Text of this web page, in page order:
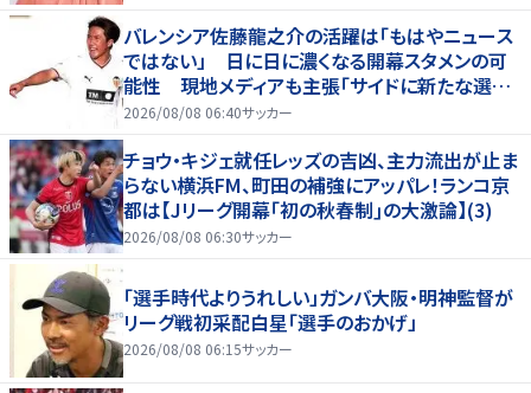
バレンシア佐藤龍之介の活躍は「もはやニュース
ではない」 日に日に濃くなる開幕スタメンの可
能性 現地メディアも主張「サイドに新たな選択
肢を提供する」
2026/08/08 06:40サッカー
チョウ・キジェ就任レッズの吉凶、主力流出が止ま
らない横浜FM、町田の補強にアッパレ！ランコ京
都は【Jリーグ開幕｢初の秋春制｣の大激論】(3)
2026/08/08 06:30サッカー
「選手時代よりうれしい」ガンバ大阪・明神監督が
リーグ戦初采配白星「選手のおかげ」
2026/08/08 06:15サッカー